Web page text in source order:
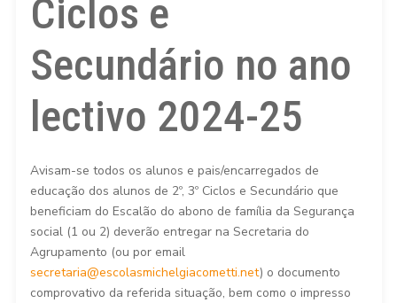
Ciclos e
Secundário no ano
lectivo 2024-25
Avisam-se todos os alunos e pais/encarregados de
educação dos alunos de 2º, 3º Ciclos e Secundário que
beneficiam do Escalão do abono de família da Segurança
social (1 ou 2) deverão entregar na Secretaria do
Agrupamento (ou por email
secretaria@escolasmichelgiacometti.net) o documento
comprovativo da referida situação, bem como o impresso